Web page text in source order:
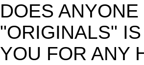
DOES
"ORIGINALS"
YOU FOR ANY